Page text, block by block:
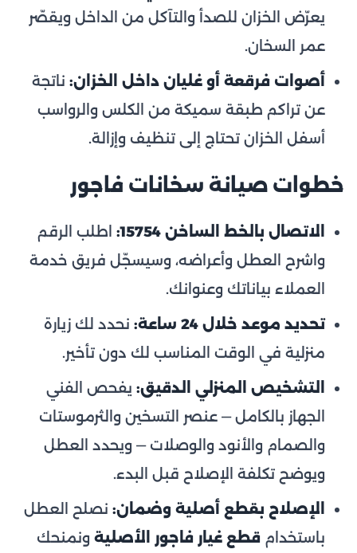
يعرّض الخزان للصدأ والتآكل من الداخل ويقصّر
عمر السخان.
أصوات فرقعة أو غليان داخل الخزان: ناتجة
عن تراكم طبقة سميكة من الكلس والرواسب
أسفل الخزان تحتاج إلى تنظيف وإزالة.
خطوات صيانة سخانات فاجور
الاتصال بالخط الساخن 15754:
اطلب الرقم
واشرح العطل وأعراضه، وسيسجّل فريق خدمة
العملاء بياناتك وعنوانك.
تحديد موعد خلال 24 ساعة:
نحدد لك زيارة
منزلية في الوقت المناسب لك دون تأخير.
التشخيص المنزلي الدقيق: يفحص الفني
الجهاز بالكامل — عنصر التسخين والثرموستات
والصمام والأنود والوصلات — ويحدد العطل
ويوضح تكلفة الإصلاح قبل البدء.
الإصلاح بقطع أصلية وضمان: نصلح العطل
باستخدام قطع غيار فاجور الأصلية ونمنحك